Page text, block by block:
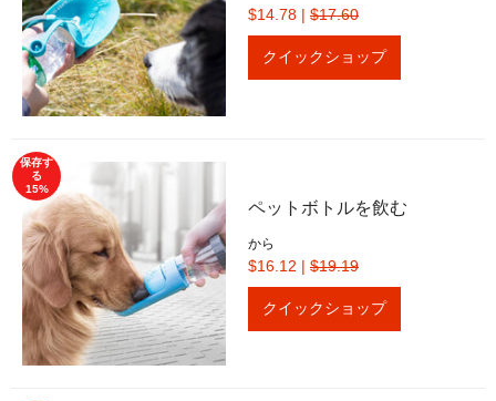
$14.78 | $17.60
クイックショップ
保存す
る
15%
ペットボトルを飲む
から
$16.12 | $19.19
クイックショップ